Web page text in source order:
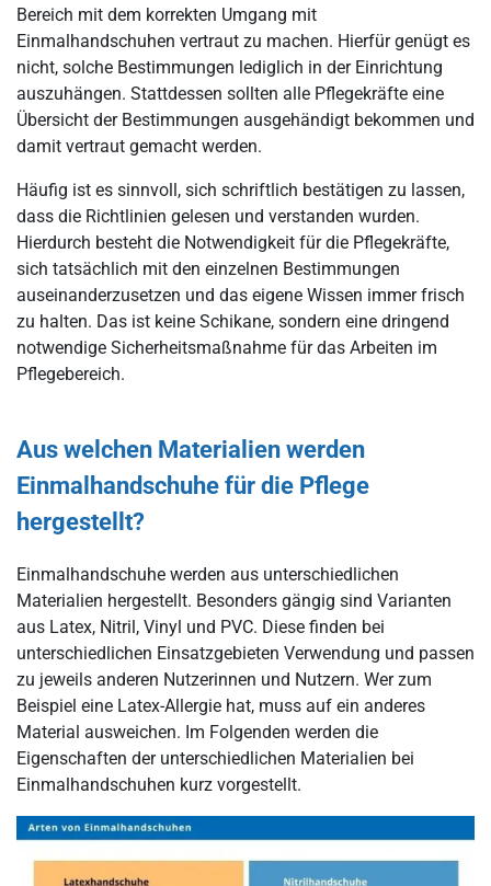
Bereich mit dem korrekten Umgang mit
Einmalhandschuhen vertraut zu machen. Hierfür genügt es
nicht, solche Bestimmungen lediglich in der Einrichtung
auszuhängen. Stattdessen sollten alle Pflegekräfte eine
Übersicht der Bestimmungen ausgehändigt bekommen und
damit vertraut gemacht werden.
Häufig ist es sinnvoll, sich schriftlich bestätigen zu lassen,
dass die Richtlinien gelesen und verstanden wurden.
Hierdurch besteht die Notwendigkeit für die Pflegekräfte,
sich tatsächlich mit den einzelnen Bestimmungen
auseinanderzusetzen und das eigene Wissen immer frisch
zu halten. Das ist keine Schikane, sondern eine dringend
notwendige Sicherheitsmaßnahme für das Arbeiten im
Pflegebereich.
Aus welchen Materialien werden
Einmalhandschuhe für die Pflege
hergestellt?
Einmalhandschuhe werden aus unterschiedlichen
Materialien hergestellt. Besonders gängig sind Varianten
aus Latex, Nitril, Vinyl und PVC. Diese finden bei
unterschiedlichen Einsatzgebieten Verwendung und passen
zu jeweils anderen Nutzerinnen und Nutzern. Wer zum
Beispiel eine Latex-Allergie hat, muss auf ein anderes
Material ausweichen. Im Folgenden werden die
Eigenschaften der unterschiedlichen Materialien bei
Einmalhandschuhen kurz vorgestellt.